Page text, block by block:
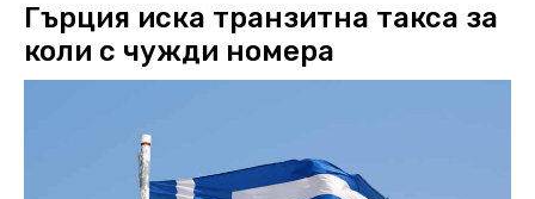
Гърция иска транзитна такса за
коли с чужди номера